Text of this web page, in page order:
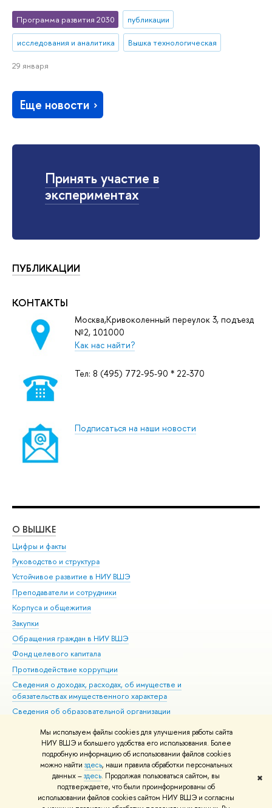
Мы используем файлы cookies для улучшения работы сайта
НИУ ВШЭ и большего удобства его использования. Более
подробную информацию об использовании файлов cookies
можно найти здесь, наши правила обработки персональных
данных –здесь. Продолжая пользоваться сайтом, вы
подтверждаете, что были проинформированы об
использовании файлов cookies сайтом НИУ ВШЭ и согласны
✖
Принять участие в
экспериментах
ПУБЛИКАЦИИ
КОНТАКТЫ
Москва,Кривоколенный переулок 3, подъезд
№2, 101000
Как нас найти?
Тел: 8 (495) 772-95-90 * 22-370
Подписаться на наши новости
Программа развития 2030 публикации
исследования и аналитика Вышка технологическая
29 января
Еще новости
О ВЫШКЕ
Цифры и факты
Руководство и структура
Устойчивое развитие в НИУ ВШЭ
Преподаватели и сотрудники
Корпуса и общежития
Закупки
Обращения граждан в НИУ ВШЭ
Фонд целевого капитала
Противодействие коррупции
Сведения о доходах, расходах, об имуществе и
обязательствах имущественного характера
Сведения об образовательной организации
Людям с ограниченными возможностями здоровья
Единая платежная страница
Работа в Вышке
© НИУ ВШЭ 1993–2026 Адреса и контакты Условия использования